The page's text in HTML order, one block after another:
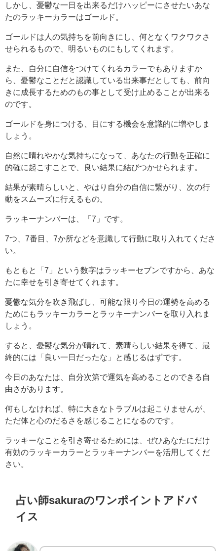
しかし、憂鬱な一日を出来るだけハッピーにさせたいあな
たのラッキーカラーはゴールド。
ゴールドは人の気持ちを前向きにし、何となくワクワクさ
せられるもので、明るいものにもしてくれます。
また、自分に自信をつけてくれるカラーでもありますか
ら、憂鬱なことだと認識している出来事だとしても、前向
きに成長するためのもの事として受け止めることが出来る
のです。
ゴールドを身につける、目にする機会を意識的に増やしま
しょう。
自然に晴れやかな気持ちになって、あなたの行動を正確に
的確に起こすことで、良い結果に結びつかせられます。
結果が素晴らしいと、やはり自分の自信に繋がり、次の行
動をスムーズに行えるもの。
ラッキーナンバーは、「7」です。
7つ、7番目、7か所などを意識して行動に取り入れてくださ
い。
もともと「7」という数字はラッキーセブンですから、あな
たに幸せを引き寄せてくれます。
憂鬱な気分を吹き飛ばし、可能な限り今日の運勢を高める
ためにもラッキーカラーとラッキーナンバーを取り入れま
しょう。
すると、憂鬱な気分が晴れて、素晴らしい結果を得て、最
終的には「良い一日だったな」と感じるはずです。
今日のあなたは、自分次第で運気を高めることのできる自
由さがあります。
何もしなければ、特に大きなトラブルは起こりませんが、
ただ体と心のだるさを感じることになるのです。
ラッキーなことを引き寄せるためには、ぜひあなたにだけ
有効のラッキーカラーとラッキーナンバーを活用してくだ
さい。
占い師sakuraのワンポイントアドバ
イス